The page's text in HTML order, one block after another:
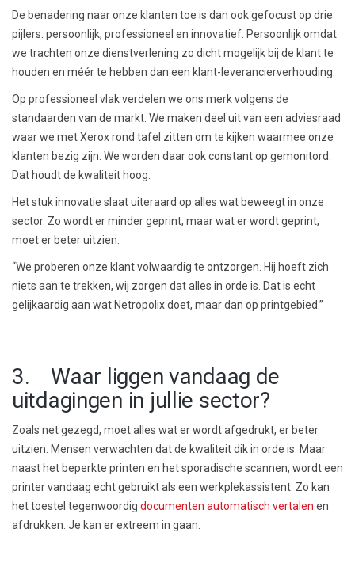
De benadering naar onze klanten toe is dan ook gefocust op drie
pijlers: persoonlijk, professioneel en innovatief. Persoonlijk omdat
we trachten onze dienstverlening zo dicht mogelijk bij de klant te
houden en méér te hebben dan een klant-leverancierverhouding.
Op professioneel vlak verdelen we ons merk volgens de
standaarden van de markt. We maken deel uit van een adviesraad
waar we met Xerox rond tafel zitten om te kijken waarmee onze
klanten bezig zijn. We worden daar ook constant op gemonitord.
Dat houdt de kwaliteit hoog.
Het stuk innovatie slaat uiteraard op alles wat beweegt in onze
sector. Zo wordt er minder geprint, maar wat er wordt geprint,
moet er beter uitzien.
“We proberen onze klant volwaardig te ontzorgen. Hij hoeft zich
niets aan te trekken, wij zorgen dat alles in orde is. Dat is echt
gelijkaardig aan wat Netropolix doet, maar dan op printgebied.”
3. Waar liggen vandaag de
uitdagingen in jullie sector?
Zoals net gezegd, moet alles wat er wordt afgedrukt, er beter
uitzien. Mensen verwachten dat de kwaliteit dik in orde is. Maar
naast het beperkte printen en het sporadische scannen, wordt een
printer vandaag echt gebruikt als een werkplekassistent. Zo kan
het toestel tegenwoordig documenten automatisch vertalen en
afdrukken. Je kan er extreem in gaan.